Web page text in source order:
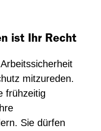
ist Ihr Recht
mitzureden.
frühzeitig
Sie dürfen